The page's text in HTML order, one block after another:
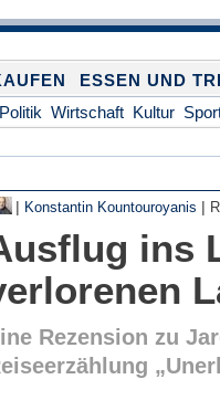
ESSEN UND
Politik Wirtschaft Kultur
| Konstantin Kountouroyanis |
ins
Rezension zu